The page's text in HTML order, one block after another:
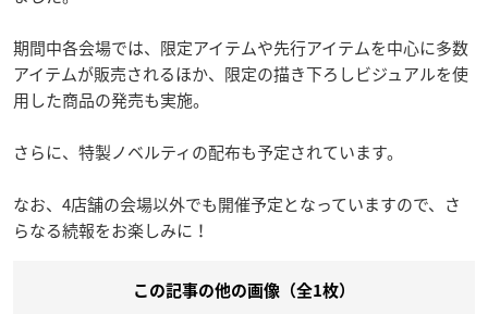
期間中各会場では、限定アイテムや先行アイテムを中心に多数
アイテムが販売されるほか、限定の描き下ろしビジュアルを使
用した商品の発売も実施。
さらに、特製ノベルティの配布も予定されています。
なお、4店舗の会場以外でも開催予定となっていますので、さ
らなる続報をお楽しみに！
この記事の他の画像（全1枚）